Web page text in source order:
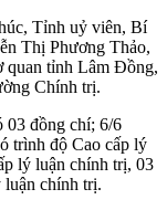
Tỉnh uỷ viên, Bí
Thị Phương Thảo,
quan tỉnh Lâm Đồng,
Chính trị.
03 đồng chí; 6/6
trình độ Cao cấp lý
lý luận chính trị, 03
luận chính trị.